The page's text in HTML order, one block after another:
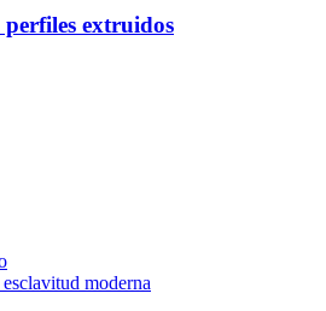
extruidos
moderna